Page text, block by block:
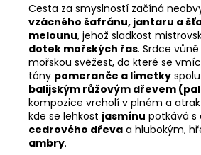
Cesta za smyslností začíná
vzácného šafránu, jantaru a
melounu, jehož sladkost
dotek mořských řas. Srdce
mořskou svěžest, do které se
tóny pomeranče a limetky
balijským růžovým dřevem
kompozice vrcholí v plném a
kde se lehkost jasmínu potkává s
cedrového dřeva a hlubokým,
ambry.